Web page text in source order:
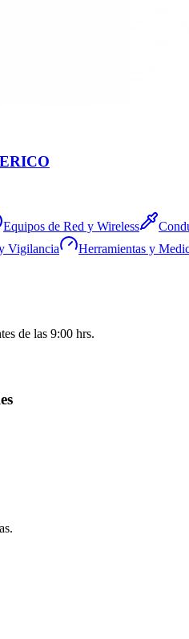
Equipos de Red y Wireless
Vigilancia Herramientas y
de las 9:00 hrs.